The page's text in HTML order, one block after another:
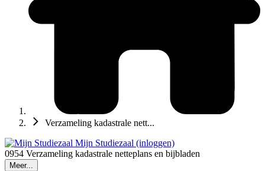
Verzameling kadastrale nett...
Mijn Studiezaal (inloggen)
0954 Verzameling kadastrale netteplans en bijbladen
Meer...